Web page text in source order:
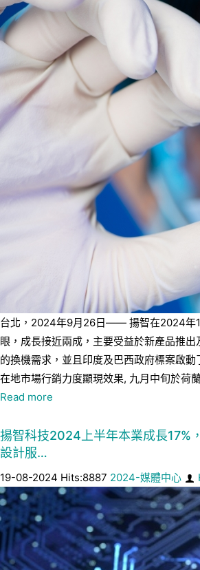
台北，2024年9月26日—— 揚智在2024年
眼，成長接近兩成，主要受益於新產品推出
的換機需求，並且印度及巴西政府標案啟
在地市場行銷力度顯現效果, 九月中旬於荷
Read more
揚智科技2024上半年本業成長17%
設計服…
19-08-2024 Hits:8887 2024-媒體中心